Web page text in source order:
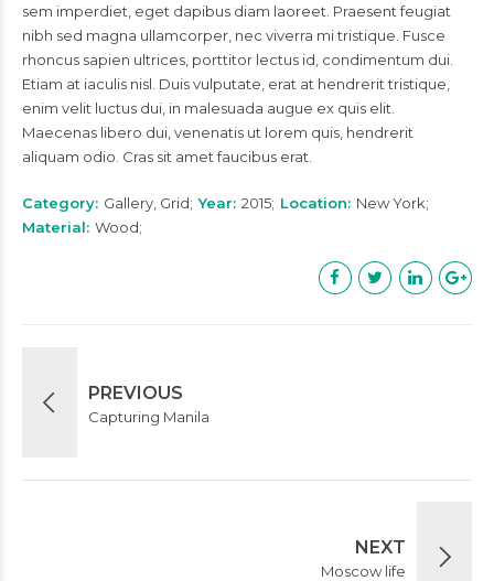
sem imperdiet, eget dapibus diam laoreet. Praesent feugiat
nibh sed magna ullamcorper, nec viverra mi tristique. Fusce
rhoncus sapien ultrices, porttitor lectus id, condimentum dui.
Etiam at iaculis nisl. Duis vulputate, erat at hendrerit tristique,
enim velit luctus dui, in malesuada augue ex quis elit.
Maecenas libero dui, venenatis ut lorem quis, hendrerit
aliquam odio. Cras sit amet faucibus erat.
Category Gallery, Grid Year 2015 Location
New York
Material Wood
PREVIOUS
Capturing Manila
NEXT
Moscow life